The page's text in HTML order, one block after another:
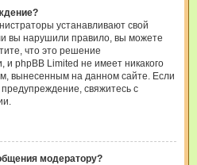
устанавливают свой
вы нарушили правило, вы можете
что это решение
phpBB Limited не имеет никакого
вынесенным на данном сайте. Если
свяжитесь с
модератору?